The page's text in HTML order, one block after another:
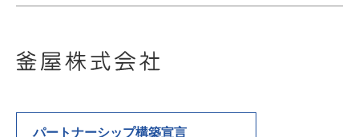
パートナーシップ構築宣言